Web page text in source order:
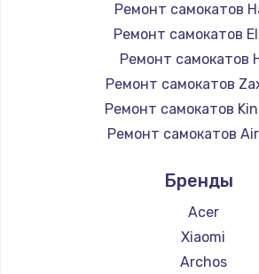
Ремонт самокатов
Ремонт самокатов
Ремонт самокатов
Ремонт самокатов
Ремонт самокатов
Ремонт самокатов
Ремонт самокатов
Ремонт самокатов
Ремонт самокатов
Ремонт самокатов
Бренды
Acer
Xiaomi
Archos